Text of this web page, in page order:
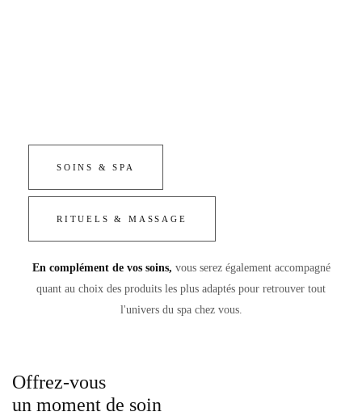
SOINS & SPA
RITUELS & MASSAGE
En complément de vos soins, vous serez également accompagné
quant au choix des produits les plus adaptés pour retrouver tout
l'univers du spa chez vous.
Offrez-vous
un moment de soin